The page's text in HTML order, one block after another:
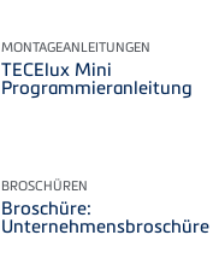
MONTAGEANLEITUNGEN
TECElux Mini
Programmieranleitung
BROSCHÜREN
Broschüre:
Unternehmensbroschüre